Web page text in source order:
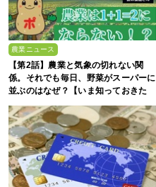
農業ニュース
【第2話】農業と気象の切れない関
係。それでも毎日、野菜がスーパーに
並ぶのはなぜ？【いま知っておきた